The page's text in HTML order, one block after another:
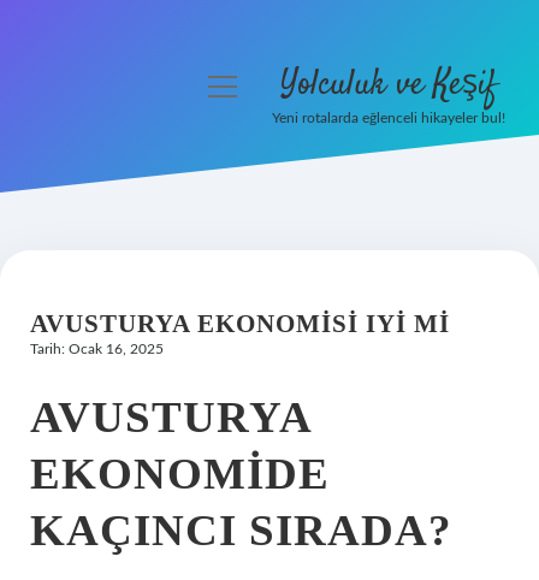
Hakkımızda
menüyü Yolculuk ve Keşif
Yeni rotalarda eğlenceli hikayeler bul!
AVUSTURYA EKONOMISI IYI MI
Tarih: Ocak 16, 2025
AVUSTURYA
EKONOMIDE
KAÇINCI SIRADA?